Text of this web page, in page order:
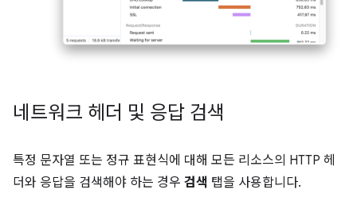
네트워크 헤더 및 응답 검색
특정 문자열 또는 정규 표현식에 대해 모든 리소스의 HTTP 헤
더와 응답을 검색해야 하는 경우 검색 탭을 사용합니다.